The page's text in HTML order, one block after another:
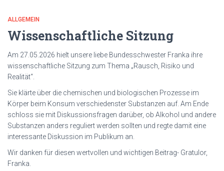
ALLGEMEIN
Wissenschaftliche Sitzung
Am 27.05.2026 hielt unsere liebe Bundesschwester Franka ihre
wissenschaftliche Sitzung zum Thema „Rausch, Risiko und
Realität“.
Sie klärte über die chemischen und biologischen Prozesse im
Körper beim Konsum verschiedenster Substanzen auf. Am Ende
schloss sie mit Diskussionsfragen darüber, ob Alkohol und andere
Substanzen anders reguliert werden sollten und regte damit eine
interessante Diskussion im Publikum an.
Wir danken für diesen wertvollen und wichtigen Beitrag- Gratulor,
Franka.